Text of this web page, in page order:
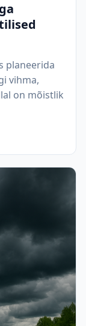
planeerida
vihma,
on mõistlik